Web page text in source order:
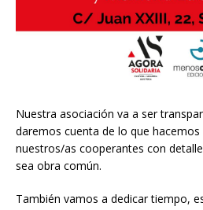
Nuestra asociación va a ser
daremos cuenta de lo que
nuestros/as cooperantes con
sea obra común.
También vamos a dedicar tiempo,